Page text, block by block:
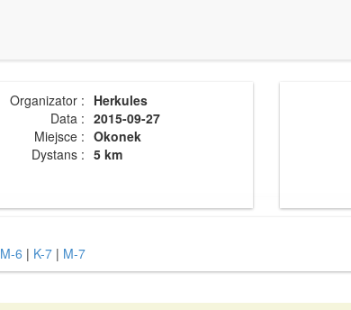
Organizator : Herkules
Data : 2015-09-27
Miejsce : Okonek
Dystans : 5 km
M-6 | K-7 | M-7